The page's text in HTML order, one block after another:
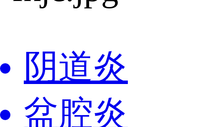
阴道炎
盆腔炎